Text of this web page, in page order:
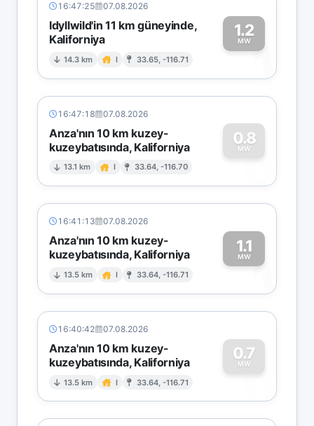
16:47:25 07.08.2026
Idyllwild'in 11 km güneyinde,
Kaliforniya
14.3 km I 33.65, -116.71
1.2
MW1
16:47:18 07.08.2026
Anza'nın 10 km kuzey-
kuzeybatısında, Kaliforniya
13.1 km I 33.64, -116.70
0.8
MW
0
16:41:13 07.08.2026
Anza'nın 10 km kuzey-
kuzeybatısında, Kaliforniya
13.5 km I 33.64, -116.71
1.1
MW1
16:40:42 07.08.2026
Anza'nın 10 km kuzey-
kuzeybatısında, Kaliforniya
13.5 km I 33.64, -116.71
0.7
MW
0